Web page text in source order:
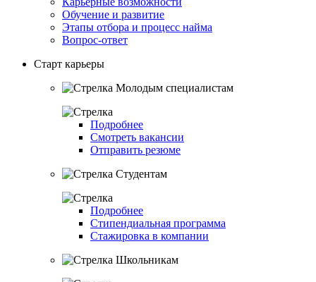
Обучение и развитие
Этапы отбора и процесс найма
Вопрос-ответ
Старт карьеры
Молодым специалистам
Подробнее
Смотреть вакансии
Отправить резюме
Студентам
Подробнее
Стипендиальная программа
Стажировка в компании
Школьникам